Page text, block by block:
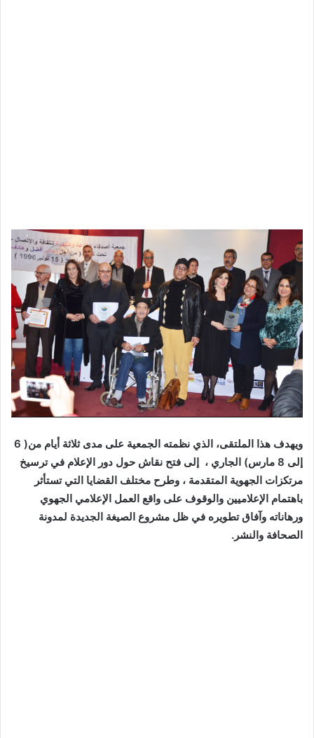
ويهدف هذا الملتقى، الذي نظمته الجمعية على مدى ثلاثة أيام من( 6
إلى 8 مارس) الجاري ، إلى فتح نقاش حول دور الإعلام في ترسيخ
مرتكزات الجهوية المتقدمة ، وطرح مختلف القضايا التي تستأثر
باهتمام الإعلاميين والوقوف على واقع العمل الإعلامي الجهوي
ورهاناته وآفاق تطويره في ظل مشروع الصيغة الجديدة لمدونة
الصحافة والنشر.